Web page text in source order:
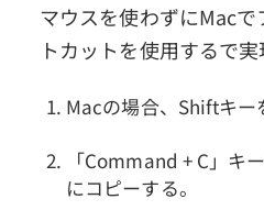
マウスを使わずにMac
トカットを使用するで実
Macの場合、Shiftキー
「Command + C」キ
にコピーする。